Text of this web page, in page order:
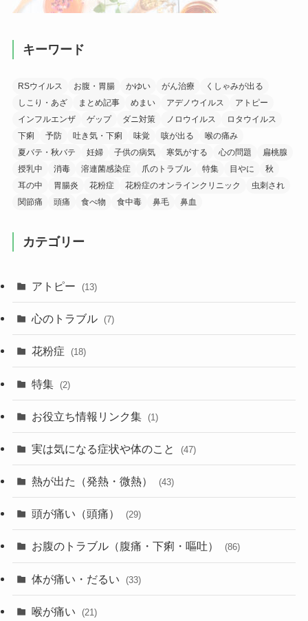
キーワード
RSウイルス お腹・胃腸 かゆい がん治療
くしゃみが出る
しこり・あざ
まとめ記事 めまい アデノウイルス
アトピー
インフルエンザ
ゲップ ダニ対策 ノロウイルス
ロタウイルス
下痢
予防 吐き気・下痢 味覚 咳が出る
喉の痛み
夏バテ・秋バテ
妊婦 子供の病気 寒気がする 心の問題
扁桃腺
授乳中
消毒 溶連菌感染症 爪のトラブル 特集 目やに
秋
耳の中
胃腸炎 花粉症 花粉症のオンラインクリニック
虫刺され
関節痛
頭痛 食べ物 食中毒 鼻毛 鼻血
カテゴリー
アトピー (13)
心のトラブル (7)
花粉症 (18)
特集 (2)
お役立ち情報リンク集 (1)
実は気になる症状や体のこと (47)
熱が出た（発熱・微熱） (43)
頭が痛い（頭痛） (29)
お腹のトラブル（腹痛・下痢・嘔吐） (86)
体が痛い・だるい (33)
喉が痛い (21)